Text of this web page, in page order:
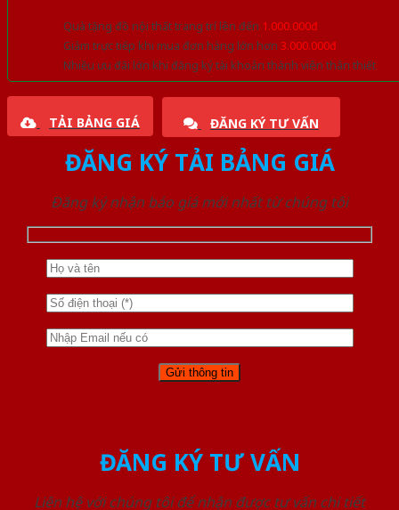
Quà tặng đồ nội thất trang trí lên đến 1.000.000đ
Giảm trực tiếp khi mua đơn hàng lớn hơn 3.000.000đ
Nhiều ưu đãi lớn khi đăng ký tài khoản thành viên thân thiết
TẢI BẢNG GIÁ ĐĂNG KÝ TƯ VẤN
ĐĂNG KÝ TẢI BẢNG GIÁ
Đăng ký nhận báo giá mới nhất từ chúng tôi
ĐĂNG KÝ TƯ VẤN
Liên hệ với chúng tôi để nhận được tư vấn chi tiết